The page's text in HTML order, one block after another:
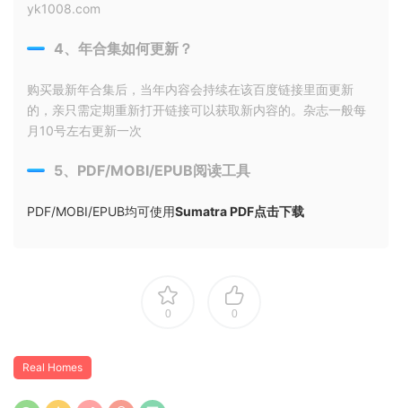
yk1008.com
4、年合集如何更新？
购买最新年合集后，当年内容会持续在该百度链接里面更新
的，亲只需定期重新打开链接可以获取新内容的。杂志一般每
月10号左右更新一次
5、PDF/MOBI/EPUB阅读工具
PDF/MOBI/EPUB均可使用Sumatra PDF点击下载
0 0
Real Homes